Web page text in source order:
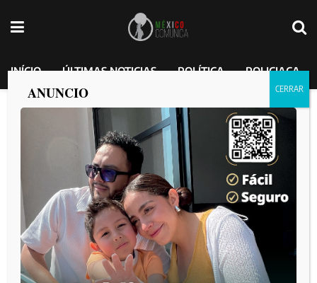
INÍCIO ÚLTIMAS NOTICIAS POLÍTICA POLICIACA
Inicia CNTE Baja California huelga
nacional; maestros toman oficinas del
Sistema Educativo en Tijuana
MEXICO COMUNICA 2026-06-01
ANUNCIO